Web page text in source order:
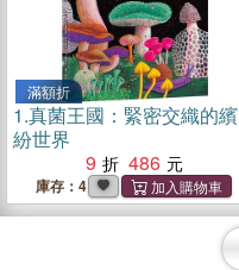
滿額折
1.真菌王國：緊密交織的繽
紛世界
9
486
庫存：4